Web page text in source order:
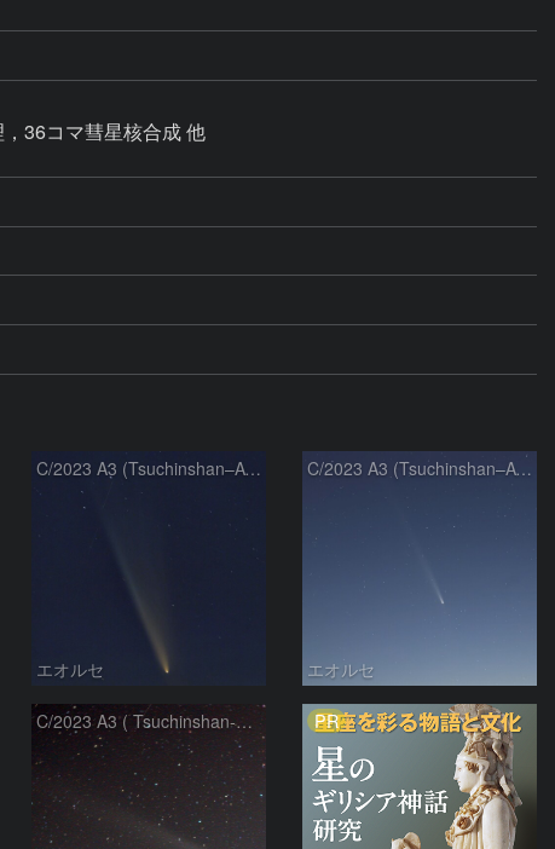
36コマ彗星核合成 他
C/2023 A3 (Tsuchinshan–ATLAS)
エオルセ
C/2023 A3 (Tsuchinshan–ATLAS)
エオルセ
C/2023 A3 ( Tsuchinshan-ATLAS ) PR